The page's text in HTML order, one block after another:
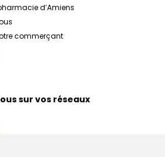
d’Amiens
commerçant
sur vos réseaux